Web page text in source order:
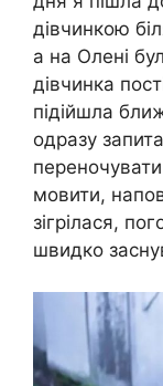
дівчинкою
а на Олені
дівчинка
підійшла
одразу
мовити,
зігрілася,
швидко